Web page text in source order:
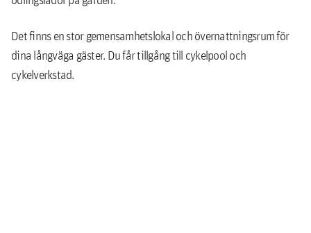
Det finns en stor gemensamhetslokal och övernattningsrum för
dina långväga gäster. Du får tillgång till cykelpool och
cykelverkstad.